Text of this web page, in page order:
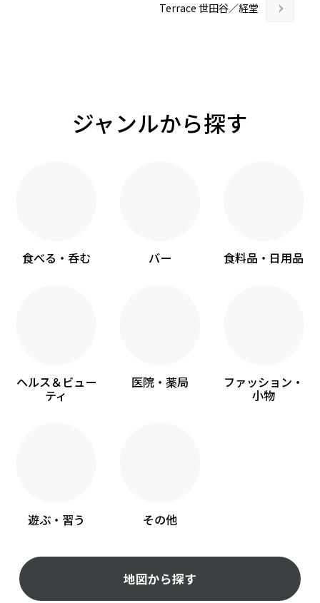
Terrace 世田谷／経堂
ジャンルから探す
食べる・呑む バー 食料品・日用品
ヘルス＆ビュー
ティ
医院・薬局 ファッション・
小物
遊ぶ・習う その他
地図から探す